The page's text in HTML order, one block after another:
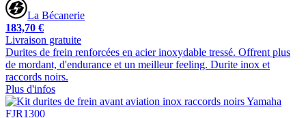
La Bécanerie
183,70 €
Livraison gratuite
Durites de frein renforcées en acier inoxydable tressé. Offrent plus
de mordant, d'endurance et un meilleur feeling. Durite inox et
raccords noirs.
Plus d'infos